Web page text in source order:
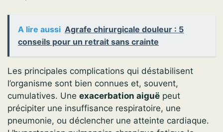
A lire aussi Agrafe chirurgicale douleur : 5
conseils pour un retrait sans crainte
Les principales complications qui déstabilisent
l’organisme sont bien connues et, souvent,
cumulatives. Une exacerbation aiguë peut
précipiter une insuffisance respiratoire, une
pneumonie, ou déclencher une atteinte cardiaque.